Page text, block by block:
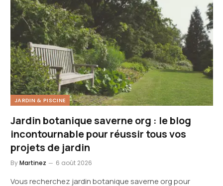
JARDIN & PISCINE
Jardin botanique saverne org : le blog
incontournable pour réussir tous vos
projets de jardin
ByMartinez 6 août 2026
Vous recherchez jardin botanique saverne org pour